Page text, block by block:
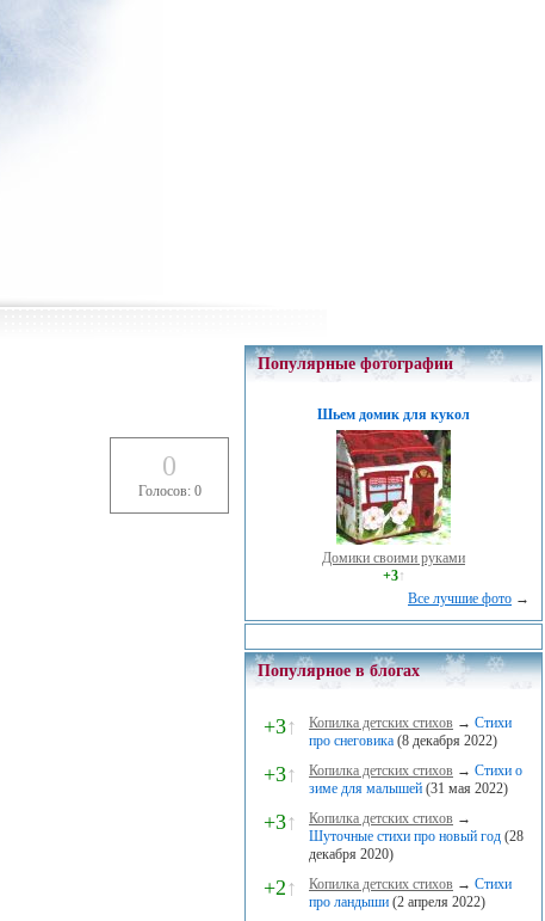
0
Голосов: 0
Популярные фотографии
Шьем домик для кукол
Домики своими руками
+3↑
Все лучшие фото →
Популярное в блогах
+3↑ Копилка детских стихов → Стихи
про снеговика (8 декабря 2022)
+3↑ Копилка детских стихов → Стихи о
зиме для малышей (31 мая 2022)
+3↑ Копилка детских стихов →
Шуточные стихи про новый год (28
декабря 2020)
+2↑ Копилка детских стихов → Стихи
про ландыши (2 апреля 2022)